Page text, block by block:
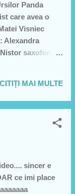
Panda
care avea o
Visniec
Alexandra
saxofon:
CITIȚI MAI MULTE
sincer e
ce imi place